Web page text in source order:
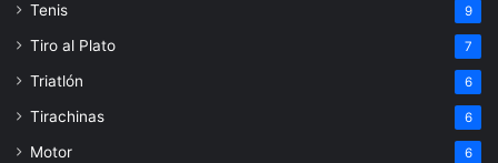
Tenis 9
Tiro al Plato 7
Triatlón 6
Tirachinas 6
Motor 6